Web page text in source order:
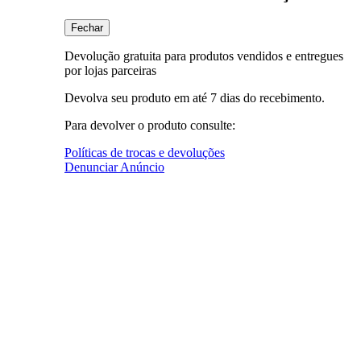
Fechar
Devolução gratuita para produtos vendidos e entregues
por lojas parceiras
Devolva seu produto em até 7 dias do recebimento.
Para devolver o produto consulte:
Políticas de trocas e devoluções
Denunciar Anúncio